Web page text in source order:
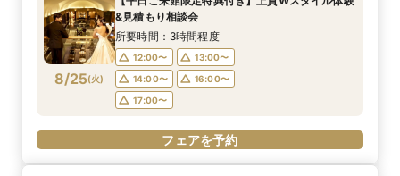
8/24(月)
所要時間：3時間程度
14:00〜
16:00〜
17:00〜
フェアを予約
8/25(火)
&見積もり相談会
所要時間：3時間程度
12:00〜
13:00〜
14:00〜
16:00〜
17:00〜
フェアを予約